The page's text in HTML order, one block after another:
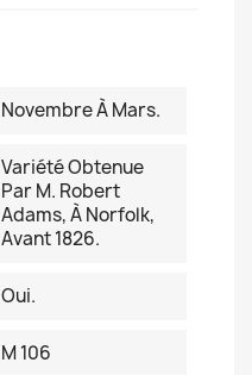
Novembre À Mars.
Variété Obtenue
Par M. Robert
Adams, À Norfolk,
Avant 1826.
Oui.
M 106